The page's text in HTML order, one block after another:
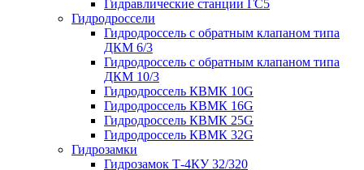
Гидравлические станции ГС5
Гидродроссели
Гидродроссель с обратным клапаном типа
ДКМ 6/3
Гидродроссель с обратным клапаном типа
ДКМ 10/3
Гидродроссель КВМК 10G
Гидродроссель КВМК 16G
Гидродроссель КВМК 25G
Гидродроссель КВМК 32G
Гидрозамки
Гидрозамок Т-4КУ 32/320